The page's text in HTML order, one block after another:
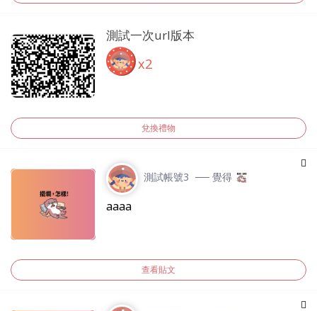
測試一次url版本
x2
兌換禮物
測試帳號3 ── 覺得
aaaa
查看貼文